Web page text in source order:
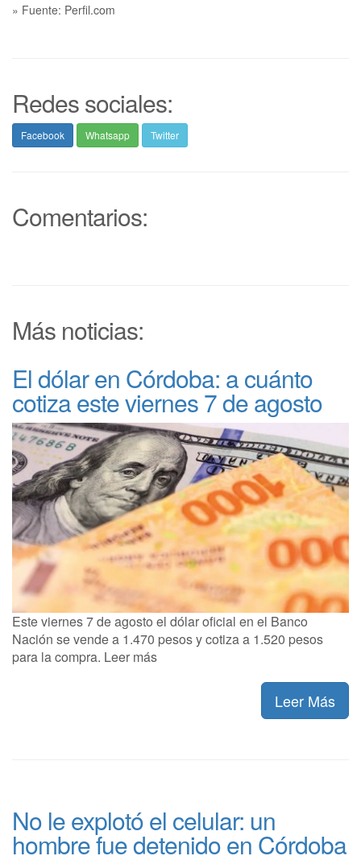
» Fuente: Perfil.com
Redes sociales:
Facebook Whatsapp Twitter
Comentarios:
Más noticias:
El dólar en Córdoba: a cuánto
cotiza este viernes 7 de agosto
Este viernes 7 de agosto el dólar oficial en el Banco
Nación se vende a 1.470 pesos y cotiza a 1.520 pesos
para la compra. Leer más
Leer Más
No le explotó el celular: un
hombre fue detenido en Córdoba